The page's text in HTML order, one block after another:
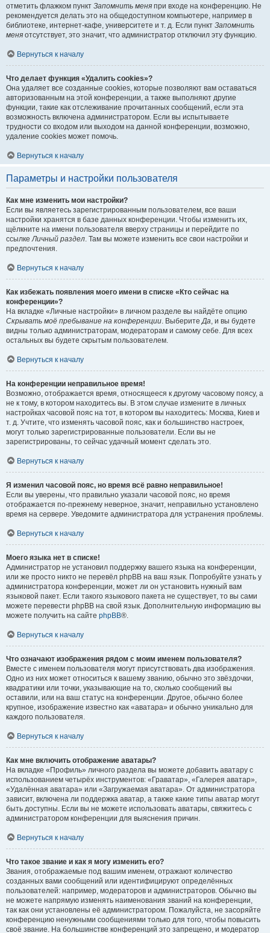
отметить флажком пункт Запомнить меня при входе на конференцию. Не
рекомендуется делать это на общедоступном компьютере, например в
библиотеке, интернет-кафе, университете и т. д. Если пункт Запомнить
меня отсутствует, это значит, что администратор отключил эту функцию.
Вернуться к началу
Что делает функция «Удалить cookies»?
Она удаляет все созданные cookies, которые позволяют вам оставаться
авторизованным на этой конференции, а также выполняют другие
функции, такие как отслеживание прочитанных сообщений, если эта
возможность включена администратором. Если вы испытываете
трудности со входом или выходом на данной конференции, возможно,
удаление cookies может помочь.
Вернуться к началу
Параметры и настройки пользователя
Как мне изменить мои настройки?
Если вы являетесь зарегистрированным пользователем, все ваши
настройки хранятся в базе данных конференции. Чтобы изменить их,
щёлкните на имени пользователя вверху страницы и перейдите по
ссылкеЛичный раздел. Там вы можете изменить все свои настройки и
предпочтения.
Вернуться к началу
Как избежать появления моего имени в списке «Кто сейчас на
конференции»?
На вкладке «Личные настройки» в личном разделе вы найдёте опцию
Скрывать моё пребывание на конференции. ВыберитеДа, и вы будете
видны только администраторам, модераторам и самому себе. Для всех
остальных вы будете скрытым пользователем.
Вернуться к началу
На конференции неправильное время!
Возможно, отображается время, относящееся к другому часовому поясу, а
не к тому, в котором находитесь вы. В этом случае измените в личных
настройках часовой пояс на тот, в котором вы находитесь: Москва, Киев и
т. д. Учтите, что изменять часовой пояс, как и большинство настроек,
могут только зарегистрированные пользователи. Если вы не
зарегистрированы, то сейчас удачный момент сделать это.
Вернуться к началу
Я изменил часовой пояс, но время всё равно неправильное!
Если вы уверены, что правильно указали часовой пояс, но время
отображается по-прежнему неверное, значит, неправильно установлено
время на сервере. Уведомите администратора для устранения проблемы.
Вернуться к началу
Моего языка нет в списке!
Администратор не установил поддержку вашего языка на конференции,
или же просто никто не перевёл phpBB на ваш язык. Попробуйте узнать у
администратора конференции, может ли он установить нужный вам
языковой пакет. Если такого языкового пакета не существует, то вы сами
можете перевести phpBB на свой язык. Дополнительную информацию вы
можете получить на сайте phpBB®.
Вернуться к началу
Что означают изображения рядом с моим именем пользователя?
Вместе с именем пользователя могут присутствовать два изображения.
Одно из них может относиться к вашему званию, обычно это звёздочки,
квадратики или точки, указывающие на то, сколько сообщений вы
оставили, или на ваш статус на конференции. Другое, обычно более
крупное, изображение известно как «аватара» и обычно уникально для
каждого пользователя.
Вернуться к началу
Как мне включить отображение аватары?
На вкладке «Профиль» личного раздела вы можете добавить аватару с
использованием четырёх инструментов: «Граватар», «Галерея аватар»,
«Удалённая аватара» или «Загружаемая аватара». От администратора
зависит, включена ли поддержка аватар, а также какие типы аватар могут
быть доступны. Если вы не можете использовать аватары, свяжитесь с
администратором конференции для выяснения причин.
Вернуться к началу
Что такое звание и как я могу изменить его?
Звания, отображаемые под вашим именем, отражают количество
созданных вами сообщений или идентифицируют определённых
пользователей: например, модераторов и администраторов. Обычно вы
не можете напрямую изменять наименования званий на конференции,
так как они установлены её администратором. Пожалуйста, не засоряйте
конференцию ненужными сообщениями только для того, чтобы повысить
своё звание. На большинстве конференций это запрещено, и модератор